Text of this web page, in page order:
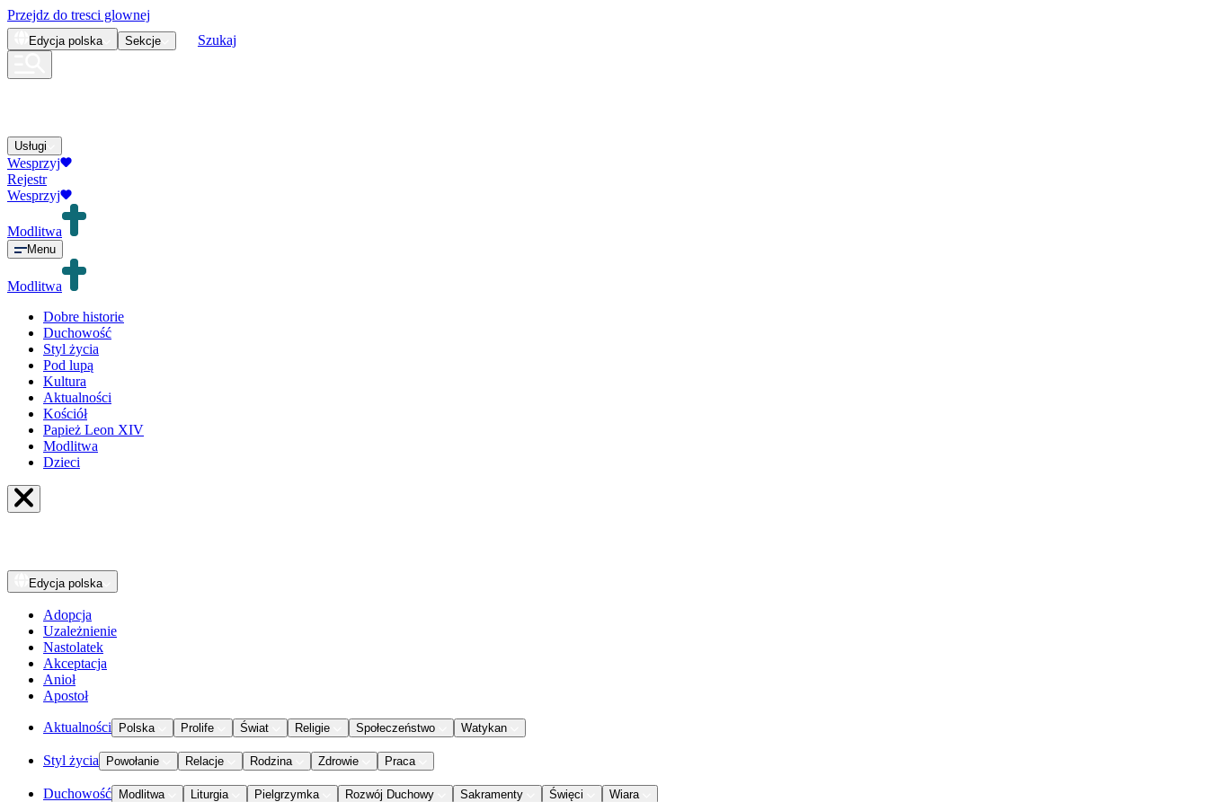
Przejdz do tresci glownej
Edycja polska Sekcje Szukaj
Usługi
Wesprzyj
Rejestr
Wesprzyj
Modlitwa
Menu
Modlitwa
Dobre historie
Duchowość
Styl życia
Pod lupą
Kultura
Aktualności
Kościół
Papież Leon XIV
Modlitwa
Dzieci
Edycja polska
Adopcja
Uzależnienie
Nastolatek
Akceptacja
Anioł
Apostoł
Aktualności Polska Prolife Świat Religie Społeczeństwo Watykan
Styl życia Powołanie Relacje Rodzina Zdrowie Praca
Duchowość Modlitwa Liturgia Pielgrzymka Rozwój Duchowy Sakramenty Święci Wiara